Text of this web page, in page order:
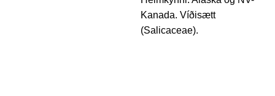
Kanada. Víðisætt
(Salicaceae).